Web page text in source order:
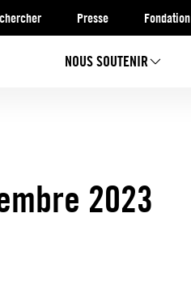
Presse Fondation
NOUS SOUTENIR
2023